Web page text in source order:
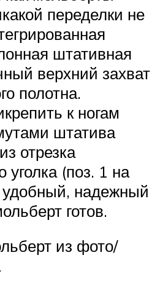
переделки не
штативная
верхний захват
полотна.
к ногам
штатива
отрезка
уголка (поз. 1 на
удобный, надежный
готов.
из фото/